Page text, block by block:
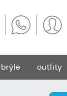
brýle outfity